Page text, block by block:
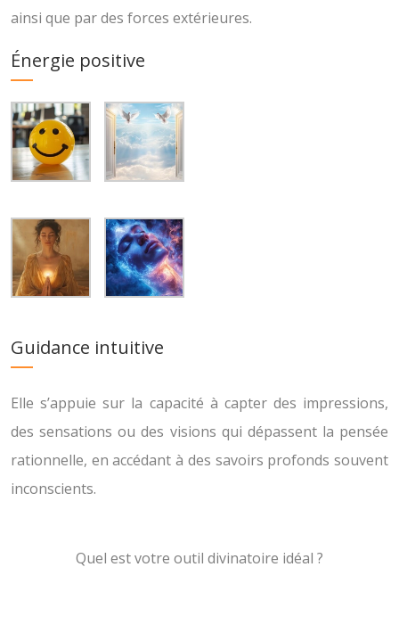
ainsi que par des forces extérieures.
Énergie positive
Guidance intuitive
Elle s’appuie sur la capacité à capter des impressions,
des sensations ou des visions qui dépassent la pensée
rationnelle, en accédant à des savoirs profonds souvent
inconscients.
Quel est votre outil divinatoire idéal ?